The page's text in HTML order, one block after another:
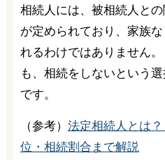
相続人には、被相続人と
が定められており、家族
れるわけではありません
も、相続をしないという
です。
（参考） 法定相続人とは
位・相続割合まで解説